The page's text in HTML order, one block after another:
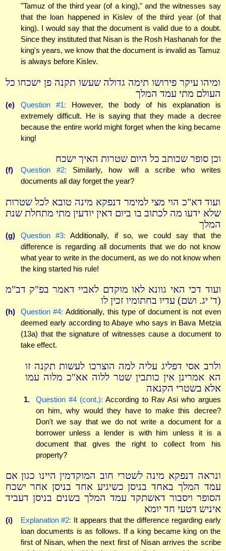
"Tamuz of the third year (of a king)," and the witnesses say
that the loan happened in Kislev of the third year (of that
king). I would say that the document is valid due to a doubt.
Since they instituted that Nisan is the Rosh Hashanah for the
king's years, we know that the document is invalid as Tamuz
is always before Kislev.
ומיהו עיקר פירושו תימה גדולה שעשו תקנה פן ישכחו כל
העולם מתי עמד המלך
(e) Question #1: However, the body of his explanation is
extremely difficult. He is saying that they made a decree
because the entire world might forget when the king became
king!
וכן סופר שכותב כל היום שטרות האיך ישכח
(f) Question #2: Similarly, how will a scribe who writes
documents all day forget the year?
ועוד דא"כ הוי מצי למימר דנפקא מינה טובא לכל שטרות
שלא ידעו מה לכתוב בו ביום דאין יודעין מתי מתחלת שנת
המלך
(g) Question #3: Additionally, if so, we could say that the
difference is regarding all documents that we do not know
what year to write in the document, as we do not know when
the king started his rule!
ועוד דכי האי גוונא לאו מוקדם לאביי דאמר בפ"ק דב"מ
(ד' יג. ושם) עדיו בחתומיו זכין לו
(h) Question #4: Additionally, this type of document is not even
deemed early according to Abaye who says in Bava Metzia
(13a) that the signature of witnesses cause a document to
take effect.
ולרב אסי דפליג עליה למה הוצרכו לעשות תקנה זו
הא אמרינן אין כותבין שטר ללוה אא"כ מלוה עמו
אלא בשטרי הקנאה
1. Question #4 (cont.): According to Rav Asi who argues
on him, why would they have to make this decree?
Don't we say that we do not write a document for a
borrower unless a lender is with him unless it is a
document that gives the right to collect from his
property?
ונראה דנפקא מינה לשטרי חוב המוקדמין היינו כגון אם
עמד המלך באחד בניסן כשיגיע אחד בניסן אחר ישכח
הסופר ויסבור דאשתקד עמד המלך בשנים בניסן דעביד
איניש דטעי חד יומא
(i) Explanation #2: It appears that the difference regarding early
loan documents is as follows. If a king became king on the
first of Nisan, when the next first of Nisan arrives the scribe